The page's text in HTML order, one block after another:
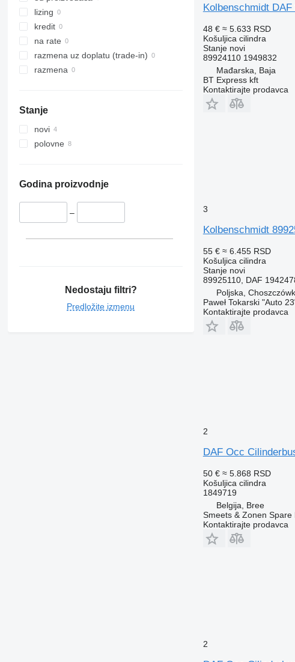
lizing
kredit
na rate
razmena uz doplatu (trade-in)
razmena
Stanje
novi
polovne
Godina proizvodnje
–
Nedostaju filtri?
Predložite izmenu
Kolbenschmidt
48 € ≈ 5.633 RSD
Košuljica cilindra
Stanjenovi
89924110 1949832
Mađarska, Baja
BT Express kft
Kontaktirajte prodavca
3
Kolbenschmidt
55 € ≈ 6.455 RSD
Košuljica cilindra
Stanjenovi
89925110, DAF
Poljska,
Paweł Tokarski "Auto
Kontaktirajte prodavca
2
DAF Occ
50 € ≈ 5.868 RSD
Košuljica cilindra
1849719
Belgija, Bree
Smeets & Zonen Spare
Kontaktirajte prodavca
2